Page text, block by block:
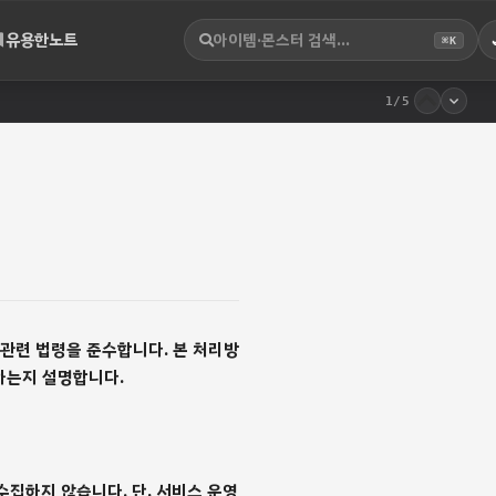
유용한노트 ⌘K
1 /5
련 법령을 준수합니다. 본 처리방
지 설명합니다.